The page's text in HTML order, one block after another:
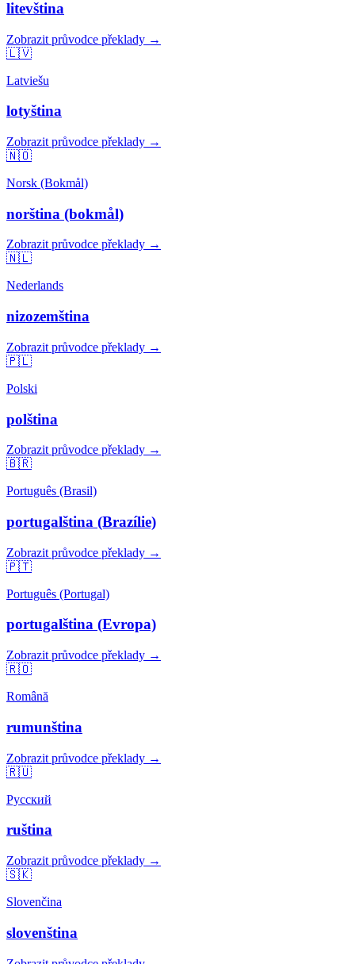
litevština
Zobrazit průvodce překlady →
🇱🇻
Latviešu
lotyština
Zobrazit průvodce překlady →
🇳🇴
Norsk (Bokmål)
norština (bokmål)
Zobrazit průvodce překlady →
🇳🇱
Nederlands
nizozemština
Zobrazit průvodce překlady →
🇵🇱
Polski
polština
Zobrazit průvodce překlady →
🇧🇷
Português (Brasil)
portugalština (Brazílie)
Zobrazit průvodce překlady →
🇵🇹
Português (Portugal)
portugalština (Evropa)
Zobrazit průvodce překlady →
🇷🇴
Română
rumunština
Zobrazit průvodce překlady →
🇷🇺
Русский
ruština
Zobrazit průvodce překlady →
🇸🇰
Slovenčina
slovenština